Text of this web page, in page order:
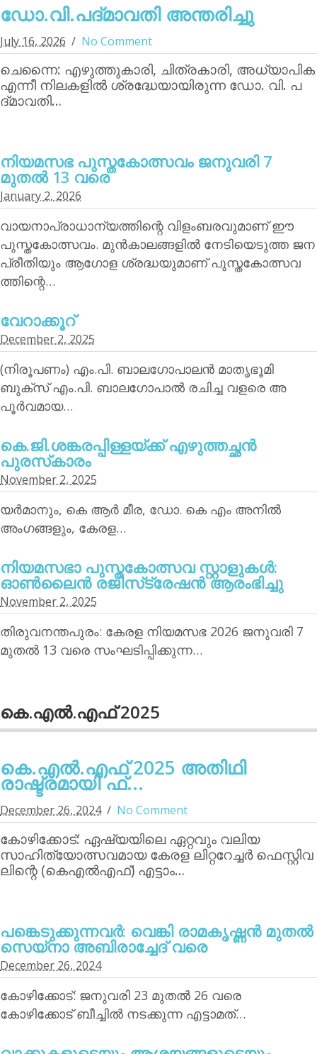
ഡോ.വി.പദ്മാവതി അന്തരിച്ചു
July 16, 2026 No Comment
ചെന്നൈ: എഴുത്തുകാരി, ചിത്രകാരി, അധ്യാപിക
എന്നീ നിലകളില്‍ ശ്രദ്ധേയായിരുന്ന ഡോ. വി. പ
ദ്മാവതി…
നിയമസഭ പുസ്തകോത്സവം ജനുവരി 7
മുതല്‍ 13 വരെ
January 2, 2026
വായനാപ്രാധാന്യത്തിന്റെ വിളംബരവുമാണ് ഈ
പുസ്തകോത്സവം. മുന്‍കാലങ്ങളില്‍ നേടിയെടുത്ത ജന
പ്രീതിയും ആഗോള ശ്രദ്ധയുമാണ് പുസ്തകോത്സവ
ത്തിന്റെ…
വേറാക്കൂറ്
December 2, 2025
(നിരൂപണം) എം.പി. ബാലഗോപാലന്‍ മാതൃഭൂമി
ബുക്‌സ് എം.പി. ബാലഗോപാല്‍ രചിച്ച വളരെ അ
പൂര്‍വമായ…
കെ.ജി.ശങ്കരപ്പിള്ളയ്ക്ക് എഴുത്തച്ഛന്‍
പുരസ്‌കാരം
November 2, 2025
യര്‍മാനും, കെ ആര്‍ മീര, ഡോ. കെ എം അനില്‍
അംഗങ്ങളും, കേരള…
നിയമസഭാ പുസ്തകോത്സവ സ്റ്റാളുകള്‍:
ഓണ്‍ലൈന്‍ രജിസ്‌ട്രേഷന്‍ ആരംഭിച്ചു
November 2, 2025
തിരുവനന്തപുരം: കേരള നിയമസഭ 2026 ജനുവരി 7
മുതല്‍ 13 വരെ സംഘടിപ്പിക്കുന്ന…
കെ.എല്‍.എഫ് 2025
കെ.എല്‍.എഫ് 2025 അതിഥി
രാഷ്ട്രമായി ഫ്...
December 26, 2024 No Comment
കോഴിക്കോട്: ഏഷ്യയിലെ ഏറ്റവും വലിയ
സാഹിത്യോത്സവമായ കേരള ലിറ്ററേച്ചര്‍ ഫെസ്റ്റിവ
ലിന്റെ (കെഎല്‍എഫ്) എട്ടാം…
പങ്കെടുക്കുന്നവര്‍: വെങ്കി രാമകൃഷ്ണന്‍ മുതല്‍
സെയ്‌നാ അബിരാച്ചേദ് വരെ
December 26, 2024
കോഴിക്കോട്: ജനുവരി 23 മുതല്‍ 26 വരെ
കോഴിക്കോട് ബീച്ചില്‍ നടക്കുന്ന എട്ടാമത്…